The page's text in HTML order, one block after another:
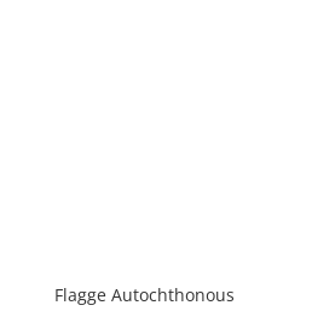
Flagge Autochthonous